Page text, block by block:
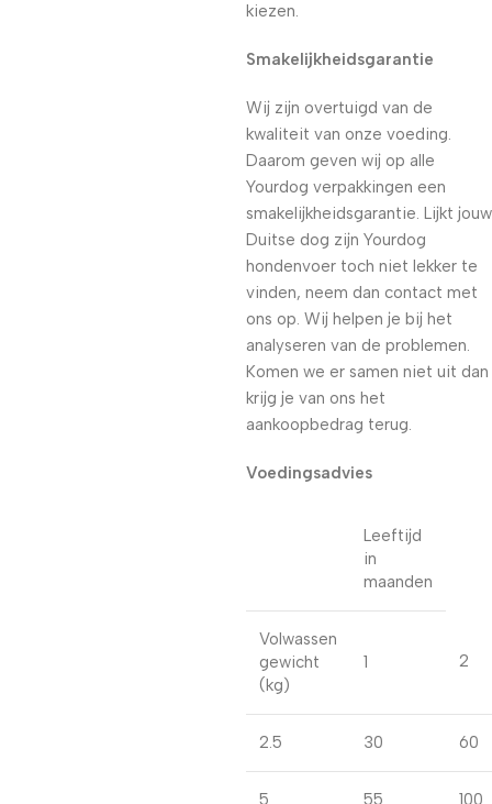
kiezen.
Smakelijkheidsgarantie
Wij zijn overtuigd van de
kwaliteit van onze voeding.
Daarom geven wij op alle
Yourdog verpakkingen een
smakelijkheidsgarantie. Lijkt jouw
Duitse dog zijn Yourdog
hondenvoer toch niet lekker te
vinden, neem dan contact met
ons op. Wij helpen je bij het
analyseren van de problemen.
Komen we er samen niet uit dan
krijg je van ons het
aankoopbedrag terug.
Voedingsadvies
Leeftijd
in
maanden
Volwassen
gewicht
(kg)
1 2
2.5 30 60
5 55 100